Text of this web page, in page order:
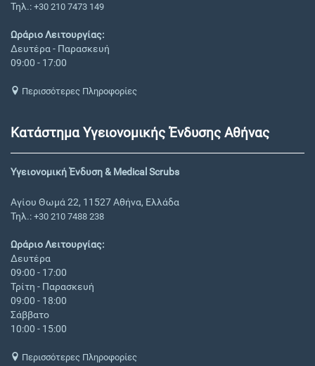
Τηλ.: +30 210 7473 149
Ωράριο Λειτουργίας:
Δευτέρα - Παρασκευή
09:00 - 17:00
Περισσότερες Πληροφορίες
Κατάστημα Υγειονομικής Ένδυσης Αθήνας
Υγειονομική Ένδυση & Medical Scrubs
Αγίου Θωμά 22, 11527 Αθήνα, Ελλάδα
Τηλ.: +30 210 7488 238
Ωράριο Λειτουργίας:
Δευτέρα
09:00 - 17:00
Τρίτη - Παρασκευή
09:00 - 18:00
Σάββατο
10:00 - 15:00
Περισσότερες Πληροφορίες